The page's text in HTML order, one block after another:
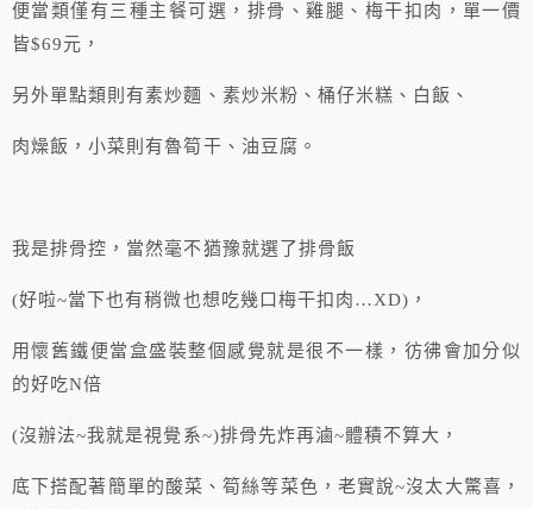
便當類僅有三種主餐可選，排骨、雞腿、梅干扣肉，單一價
皆$69元，
另外單點類則有素炒麵、素炒米粉、桶仔米糕、白飯、
肉燥飯，小菜則有魯筍干、油豆腐。
我是排骨控，當然毫不猶豫就選了排骨飯
(好啦~當下也有稍微也想吃幾口梅干扣肉…XD)，
用懷舊鐵便當盒盛裝整個感覺就是很不一樣，彷彿會加分似
的好吃N倍
(沒辦法~我就是視覺系~)排骨先炸再滷~體積不算大，
底下搭配著簡單的酸菜、筍絲等菜色，老實說~沒太大驚喜，